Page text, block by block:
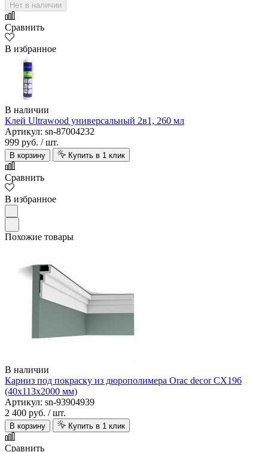
Нет в наличии
Сравнить
В избранное
В наличии
Клей Ultrawood универсальный 2в1, 260 мл
Артикул: sn-87004232
999 руб. / шт.
В корзину Купить в 1 клик
Сравнить
В избранное
Похожие товары
В наличии
Карниз под покраску из дюрополимера Orac decor CX196
(40х113х2000 мм)
Артикул: sn-93904939
2 400 руб. / шт.
В корзину Купить в 1 клик
Сравнить